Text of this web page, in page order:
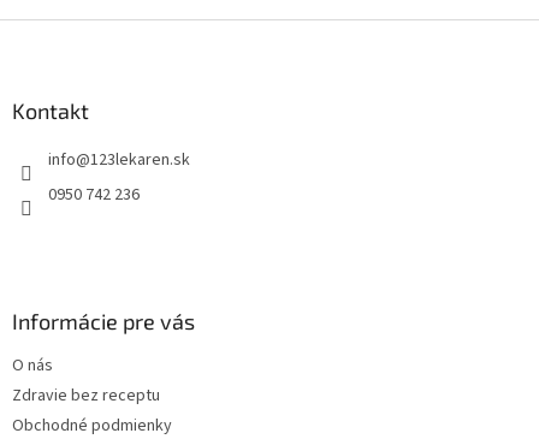
Kontakt
info@123lekaren.sk
0950 742 236
Informácie pre vás
O nás
Zdravie bez receptu
Obchodné podmienky